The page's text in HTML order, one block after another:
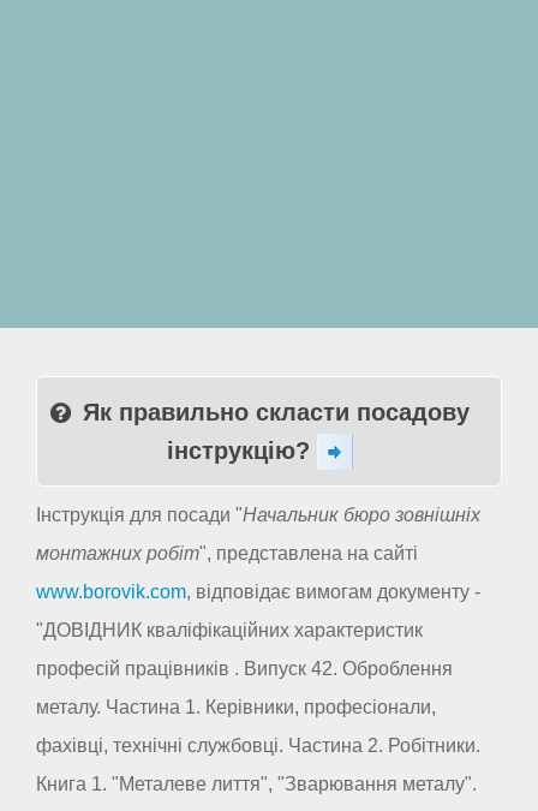
Як правильно скласти посадову
інструкцію?
Інструкція для посади "Начальник бюро зовнішніх
монтажних робіт", представлена на сайті
www.borovik.com, відповідає вимогам документу -
"ДОВІДНИК кваліфікаційних характеристик
професій працівників . Випуск 42. Оброблення
металу. Частина 1. Керівники, професіонали,
фахівці, технічні службовці. Частина 2. Робітники.
Книга 1. "Металеве лиття", "Зварювання металу".